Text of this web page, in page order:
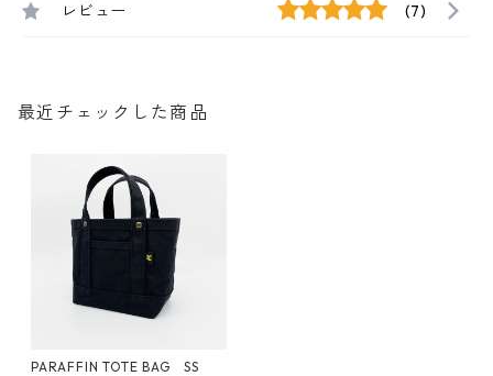
レビュー (7)
最近チェックした商品
PARAFFIN TOTE BAG SS